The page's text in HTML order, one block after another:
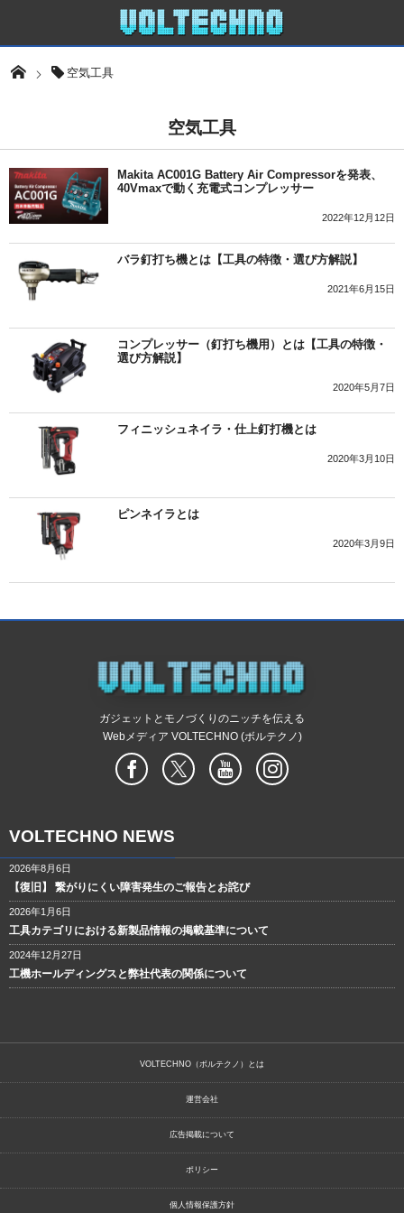
空気工具
空気工具
Makita AC001G Battery Air Compressorを発表、
40Vmaxで動く充電式コンプレッサー
2022年12月12日
バラ釘打ち機とは【工具の特徴・選び方解説】
2021年6月15日
コンプレッサー（釘打ち機用）とは【工具の特徴・
選び方解説】
2020年5月7日
フィニッシュネイラ・仕上釘打機とは
2020年3月10日
ピンネイラとは
2020年3月9日
ガジェットとモノづくりのニッチを伝える
Webメディア VOLTECHNO (ボルテクノ)
VOLTECHNO NEWS
2026年8月6日
【復旧】 繋がりにくい障害発生のご報告とお詫び
2026年1月6日
工具カテゴリにおける新製品情報の掲載基準について
2024年12月27日
工機ホールディングスと弊社代表の関係について
VOLTECHNO（ボルテクノ）とは
運営会社
広告掲載について
ポリシー
個人情報保護方針